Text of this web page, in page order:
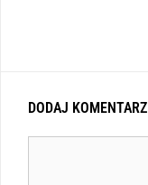
DODAJ KOMENTARZ